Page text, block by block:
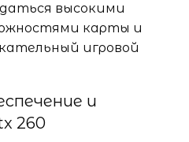
высокими
карты и
игровой
и
260